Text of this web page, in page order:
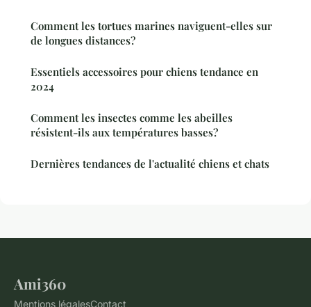
Comment les tortues marines naviguent-elles sur
de longues distances?
Essentiels accessoires pour chiens tendance en
2024
Comment les insectes comme les abeilles
résistent-ils aux températures basses?
Dernières tendances de l'actualité chiens et chats
Ami360
Mentions légalesContact